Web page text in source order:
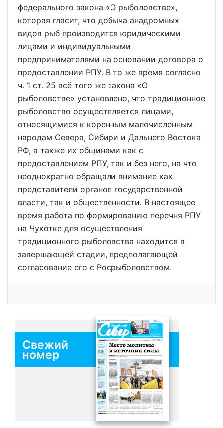
федерального закона «О рыболовстве»,
которая гласит, что добыча анадромных
видов рыб производится юридическими
лицами и индивидуальными
предпринимателями на основании договора о
предоставлении РПУ. В то же время согласно
ч. 1 ст. 25 всё того же закона «О
рыболовстве» установлено, что традиционное
рыболовство осуществляется лицами,
относящимися к коренным малочисленным
народам Севера, Сибири и Дальнего Востока
РФ, а также их общинами как с
предоставлением РПУ, так и без него, на что
неоднократно обращали внимание как
представители органов государственной
власти, так и общественности. В настоящее
время работа по формированию перечня РПУ
на Чукотке для осуществления
традиционного рыболовства находится в
завершающей стадии, предполагающей
согласование его с Росрыболовством.
Свежий
номер